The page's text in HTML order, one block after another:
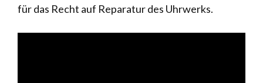
für das Recht auf Reparatur des Uhrwerks.